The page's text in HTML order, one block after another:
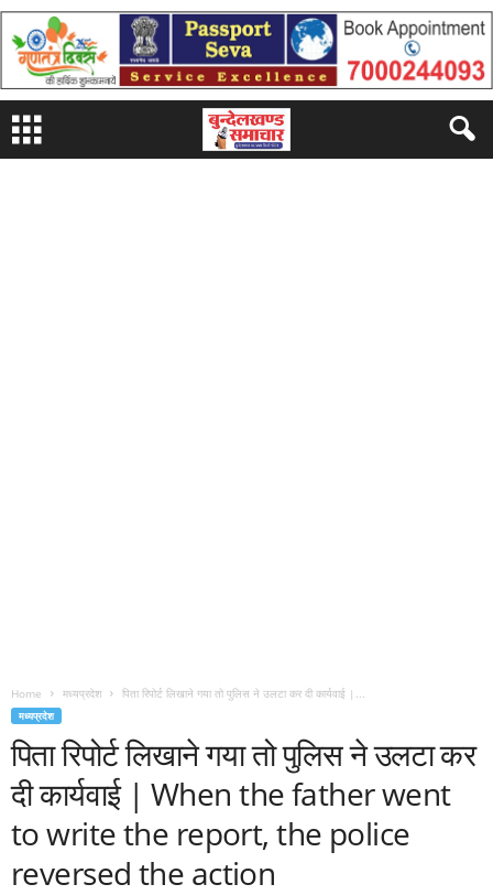
Home मध्यप्रदेश पिता रिपोर्ट लिखाने गया तो पुलिस ने उलटा कर दी कार्यवाई |...
मध्यप्रदेश
पिता रिपोर्ट लिखाने गया तो पुलिस ने उलटा कर
दी कार्यवाई | When the father went
to write the report, the police
reversed the action